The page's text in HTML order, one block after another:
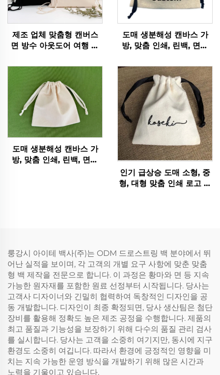
제조 업체 맞춤형 캔버스
면 방수 아웃도어 여행 캐
팩
도매 생분해성 캔바스 가
방, 맞춤 인쇄, 린백, 면린
포장용 끈 달린 캔바스 파
우치
도매 생분해성 캔바스 가
방, 맞춤 인쇄, 린백, 면린
인기 급상승 도매 소형, 중
형, 대형 맞춤 인쇄 로고 끈
룽강시 아이테 백사(주)는 ODM 드로스트링 백 분야에서 뛰
어난 실적을 보이며, 각 고객의 개별 요구 사항에 맞춘 맞춤
형 백 제작을 전문으로 합니다. 이 과정은 황마와 면 등 지속
가능한 원자재를 포함한 원료 선정부터 시작됩니다. 당사는
고객사 디자이너와 긴밀히 협력하여 독창적인 디자인을 공
동 개발합니다. 디자인이 최종 확정되면, 당사 생산팀은 첨단
장비를 활용해 정확도 높은 제조 공정을 수행합니다. 제품의
최고 품질과 기능성을 보장하기 위해 다수의 품질 관리 검사
를 실시합니다. 당사는 고객을 소중히 여기지만, 동시에 지구
환경도 소중히 여깁니다. 따라서 환경에 긍정적인 영향을 미
치는 지속 가능한 운영 방식을 개발하기 위해 많은 시간과
노력을 기울이고 있습니다.